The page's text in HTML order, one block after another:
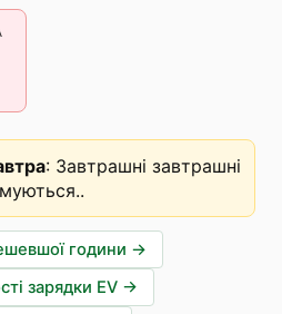
: Завтрашні завтрашні
.
години →
зарядки EV →